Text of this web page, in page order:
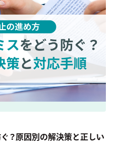
？原因別の解決策と正しい